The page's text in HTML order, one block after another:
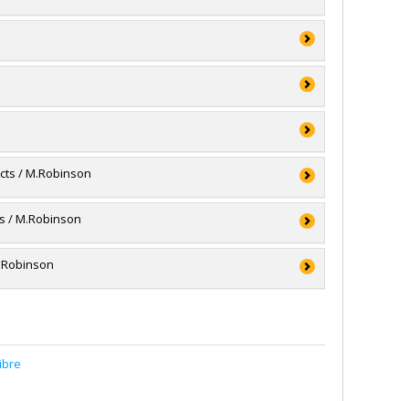
génie du Canada (CRSNG)
génie du Canada (CRSNG)
génie du Canada (CRSNG)
/ M.Robinson
des établissements
Canada
/ M.Robinson
des établissements
Canada